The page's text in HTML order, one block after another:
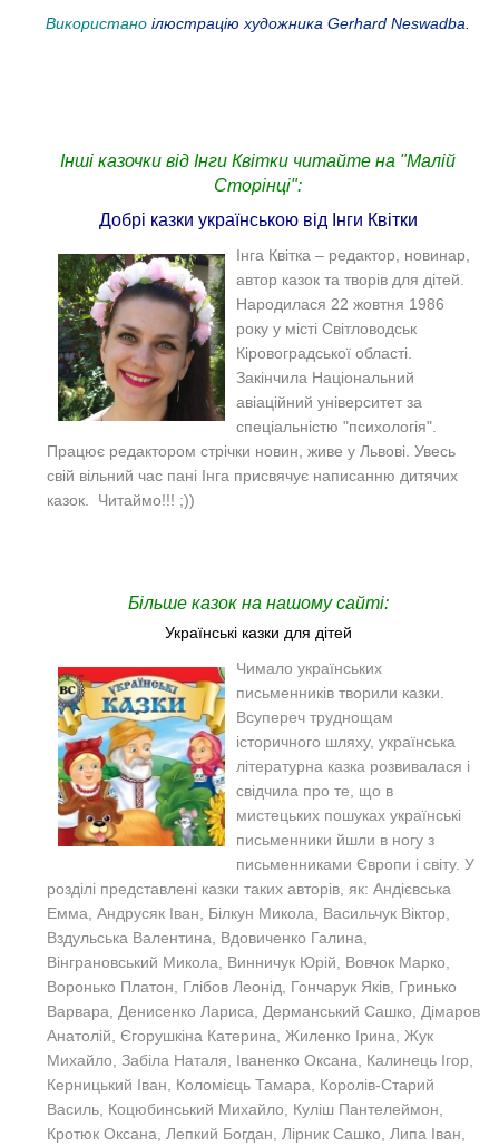
Використано ілюстрацію художника Gerhard Neswadba.​
Інші казочки від Інги Квітки читайте на "Малій
Сторінці":
Добрі казки українською від Інги Квітки
Інга Квітка – редактор, новинар,
автор казок та творів для дітей.
Народилася 22 жовтня 1986
року у місті Світловодськ
Кіровоградської області.
Закінчила Національний
авіаційний університет за
спеціальністю "психологія".
Працює редактором стрічки новин, живе у Львові. Увесь
свій вільний час пані Інга присвячує написанню дитячих
казок. Читаймо!!! ;))
Більше казок на нашому сайті:
Українські казки для дітей
Чимало українських
письменників творили казки.
Всупереч труднощам
історичного шляху, українська
літературна казка розвивалася і
свідчила про те, що в
мистецьких пошуках українські
письменники йшли в ногу з
письменниками Європи і світу. У
розділі представлені казки таких авторів, як: Андієвська
Емма, Андрусяк Іван, Білкун Микола, Васильчук Віктор,
Вздульська Валентина, Вдовиченко Галина,
Вінграновський Микола, Винничук Юрій, Вовчок Марко,
Воронько Платон, Глібов Леонід, Гончарук Яків, Гринько
Варвара, Денисенко Лариса, Дерманський Сашко, Дімаров
Анатолій, Єгорушкіна Катерина, Жиленко Ірина, Жук
Михайло, Забіла Наталя, Іваненко Оксана, Калинець Ігор,
Керницький Іван, Коломієць Тамара, Королів-Старий
Василь, Коцюбинський Михайло, Куліш Пантелеймон,
Кротюк Оксана, Лепкий Богдан, Лірник Сашко, Липа Іван,